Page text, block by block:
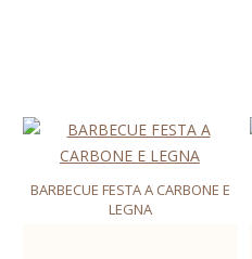
BARBECUE FESTA A CARBONE E
LEGNA